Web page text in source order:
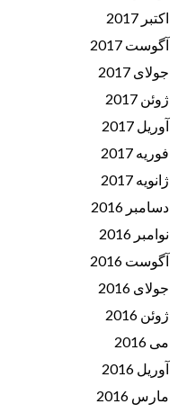
اکتبر 2017
آگوست 2017
جولای 2017
ژوئن 2017
آوریل 2017
فوریه 2017
ژانویه 2017
دسامبر 2016
نوامبر 2016
آگوست 2016
جولای 2016
ژوئن 2016
می 2016
آوریل 2016
مارس 2016